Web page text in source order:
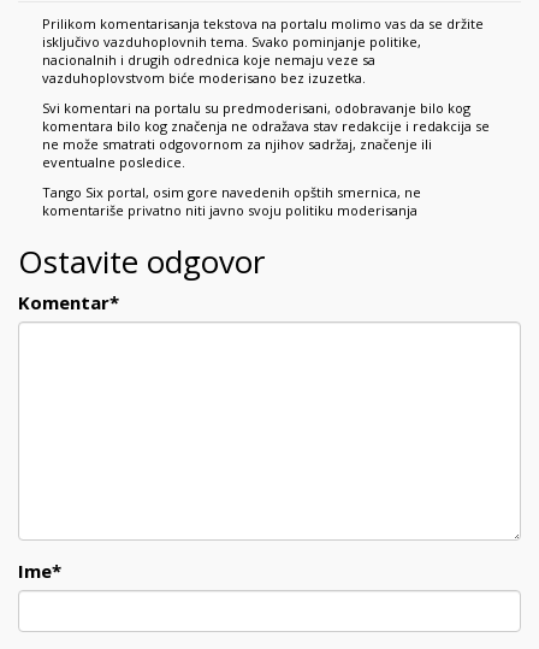
Prilikom komentarisanja tekstova na portalu molimo vas da se držite
isključivo vazduhoplovnih tema. Svako pominjanje politike,
nacionalnih i drugih odrednica koje nemaju veze sa
vazduhoplovstvom biće moderisano bez izuzetka.
Svi komentari na portalu su predmoderisani, odobravanje bilo kog
komentara bilo kog značenja ne odražava stav redakcije i redakcija se
ne može smatrati odgovornom za njihov sadržaj, značenje ili
eventualne posledice.
Tango Six portal, osim gore navedenih opštih smernica, ne
komentariše privatno niti javno svoju politiku moderisanja
Ostavite odgovor
Komentar*
Ime*